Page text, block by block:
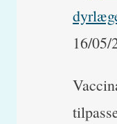
16/05/